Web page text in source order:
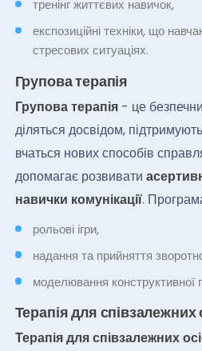
тренінг життєвих навичок,
експозиційні техніки, що
стресових ситуаціях.
Групова терапія
Групова терапія- це
діляться досвідом,
вчаться нових способів
допомагає розвивати
навички комунікації.
рольові ігри,
надання та прийняття
моделювання конструктивної
Терапія для співзалежних
Терапія для співзалежних